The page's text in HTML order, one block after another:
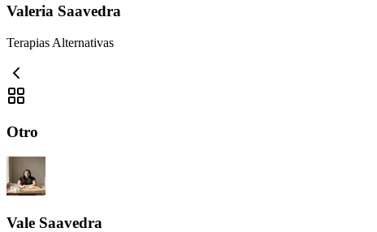
Valeria Saavedra
Terapias Alternativas
Otro
Vale Saavedra